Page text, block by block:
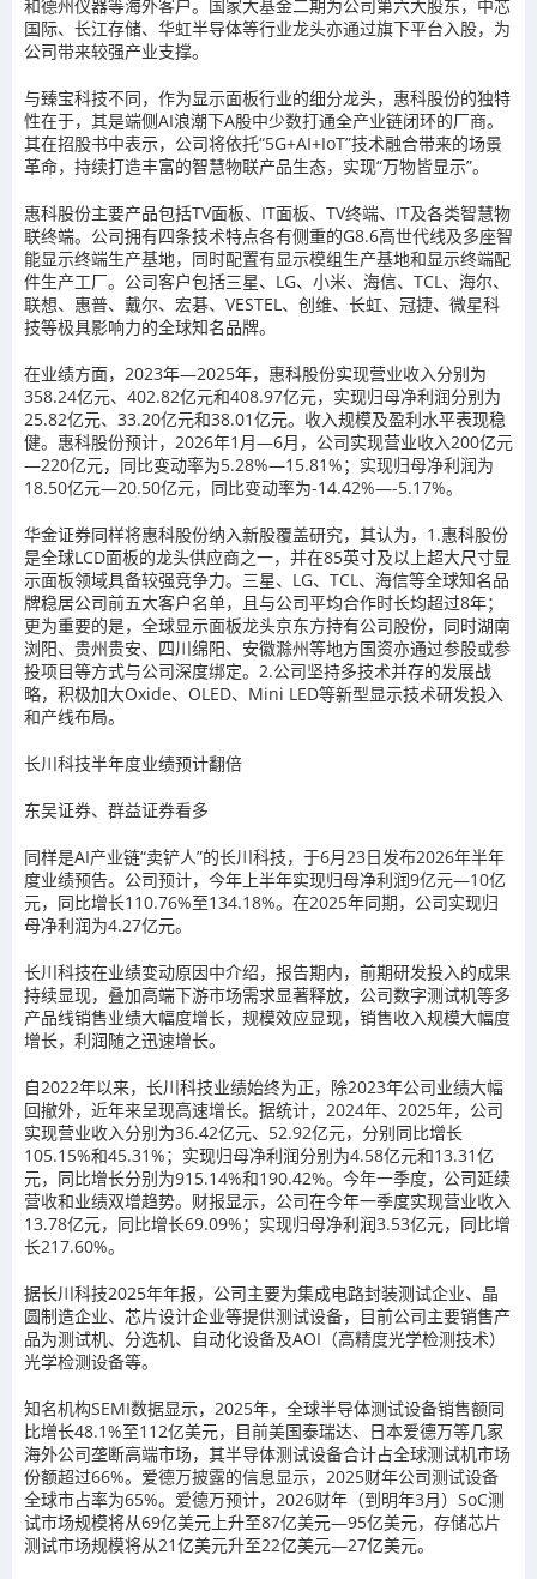
和德州仪器等海外客户。国家大基金二期为公司第六大股东，中芯
国际、长江存储、华虹半导体等行业龙头亦通过旗下平台入股，为
公司带来较强产业支撑。
与臻宝科技不同，作为显示面板行业的细分龙头，惠科股份的独特
性在于，其是端侧AI浪潮下A股中少数打通全产业链闭环的厂商。
其在招股书中表示，公司将依托“5G+AI+IoT”技术融合带来的场景
革命，持续打造丰富的智慧物联产品生态，实现“万物皆显示”。
惠科股份主要产品包括TV面板、IT面板、TV终端、IT及各类智慧物
联终端。公司拥有四条技术特点各有侧重的G8.6高世代线及多座智
能显示终端生产基地，同时配置有显示模组生产基地和显示终端配
件生产工厂。公司客户包括三星、LG、小米、海信、TCL、海尔、
联想、惠普、戴尔、宏碁、VESTEL、创维、长虹、冠捷、微星科
技等极具影响力的全球知名品牌。
在业绩方面，2023年—2025年，惠科股份实现营业收入分别为
358.24亿元、402.82亿元和408.97亿元，实现归母净利润分别为
25.82亿元、33.20亿元和38.01亿元。收入规模及盈利水平表现稳
健。惠科股份预计，2026年1月—6月，公司实现营业收入200亿元
—220亿元，同比变动率为5.28%—15.81%；实现归母净利润为
18.50亿元—20.50亿元，同比变动率为-14.42%—-5.17%。
华金证券同样将惠科股份纳入新股覆盖研究，其认为，1.惠科股份
是全球LCD面板的龙头供应商之一，并在85英寸及以上超大尺寸显
示面板领域具备较强竞争力。三星、LG、TCL、海信等全球知名品
牌稳居公司前五大客户名单，且与公司平均合作时长均超过8年；
更为重要的是，全球显示面板龙头京东方持有公司股份，同时湖南
浏阳、贵州贵安、四川绵阳、安徽滁州等地方国资亦通过参股或参
投项目等方式与公司深度绑定。2.公司坚持多技术并存的发展战
略，积极加大Oxide、OLED、Mini LED等新型显示技术研发投入
和产线布局。
长川科技半年度业绩预计翻倍
东吴证券、群益证券看多
同样是AI产业链“卖铲人”的长川科技，于6月23日发布2026年半年
度业绩预告。公司预计，今年上半年实现归母净利润9亿元—10亿
元，同比增长110.76%至134.18%。在2025年同期，公司实现归
母净利润为4.27亿元。
长川科技在业绩变动原因中介绍，报告期内，前期研发投入的成果
持续显现，叠加高端下游市场需求显著释放，公司数字测试机等多
产品线销售业绩大幅度增长，规模效应显现，销售收入规模大幅度
增长，利润随之迅速增长。
自2022年以来，长川科技业绩始终为正，除2023年公司业绩大幅
回撤外，近年来呈现高速增长。据统计，2024年、2025年，公司
实现营业收入分别为36.42亿元、52.92亿元，分别同比增长
105.15%和45.31%；实现归母净利润分别为4.58亿元和13.31亿
元，同比增长分别为915.14%和190.42%。今年一季度，公司延续
营收和业绩双增趋势。财报显示，公司在今年一季度实现营业收入
13.78亿元，同比增长69.09%；实现归母净利润3.53亿元，同比增
长217.60%。
据长川科技2025年年报，公司主要为集成电路封装测试企业、晶
圆制造企业、芯片设计企业等提供测试设备，目前公司主要销售产
品为测试机、分选机、自动化设备及AOI（高精度光学检测技术）
光学检测设备等。
知名机构SEMI数据显示，2025年，全球半导体测试设备销售额同
比增长48.1%至112亿美元，目前美国泰瑞达、日本爱德万等几家
海外公司垄断高端市场，其半导体测试设备合计占全球测试机市场
份额超过66%。爱德万披露的信息显示，2025财年公司测试设备
全球市占率为65%。爱德万预计，2026财年（到明年3月）SoC测
试市场规模将从69亿美元上升至87亿美元—95亿美元，存储芯片
测试市场规模将从21亿美元升至22亿美元—27亿美元。